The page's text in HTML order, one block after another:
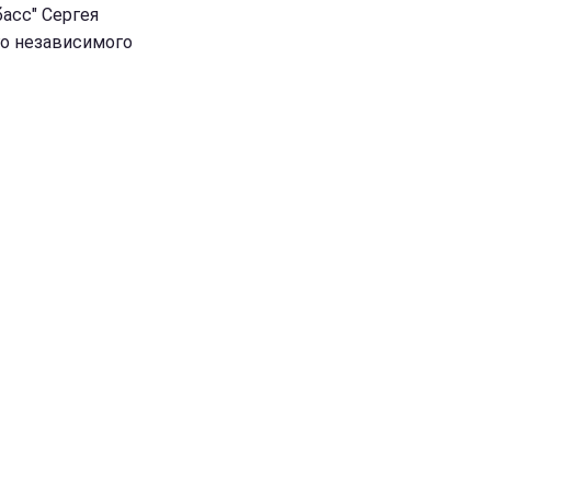
Сергея
независимого